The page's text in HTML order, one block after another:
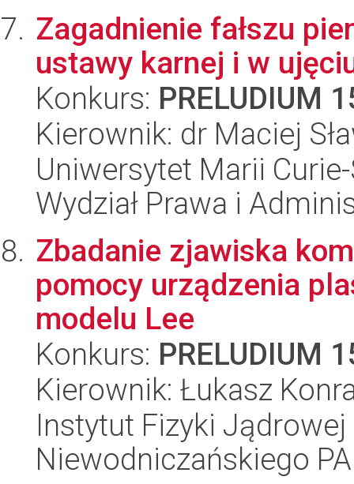
Zagadnienie fałszu
ustawy karnej i w
Konkurs: PRELUDIUM
Kierownik: dr Maciej
Uniwersytet Marii
Wydział Prawa i
Zbadanie zjawiska
pomocy urządzenia
modelu Lee
Konkurs: PRELUDIUM
Kierownik: Łukasz
Instytut Fizyki
Niewodniczańskiego